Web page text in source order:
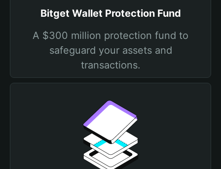
Bitget Wallet Protection Fund
A $300 million protection fund to
safeguard your assets and
transactions.